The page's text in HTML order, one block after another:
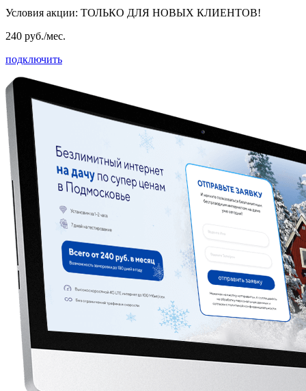
Условия акции: ТОЛЬКО ДЛЯ НОВЫХ КЛИЕНТОВ!
240 руб./мес.
подключить